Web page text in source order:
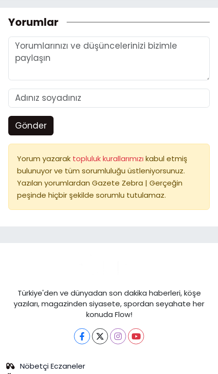
Yorumlar
Gönder
Yorum yazarak topluluk kurallarımızı kabul etmiş
bulunuyor ve tüm sorumluluğu üstleniyorsunuz.
Yazılan yorumlardan Gazete Zebra | Gerçeğin
peşinde hiçbir şekilde sorumlu tutulamaz.
Türkiye'den ve dünyadan son dakika haberleri, köşe
yazıları, magazinden siyasete, spordan seyahate her
konuda Flow!
Nöbetçi Eczaneler